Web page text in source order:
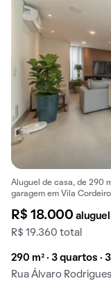
Aluguel de casa, de 290
garagem em Vila
R$ 18.000aluguel
R$ 19.360 total
290 m² · 3 quartos ·
Rua Álvaro